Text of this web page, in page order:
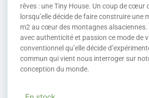
rêves : une Tiny House. Un coup de cœur
lorsqu’elle décide de faire construire une
m2 au cœur des montagnes alsaciennes.
avec authenticité et passion ce mode de
conventionnel qu’elle décide
commun qui vient nous interroger sur
conception du monde.